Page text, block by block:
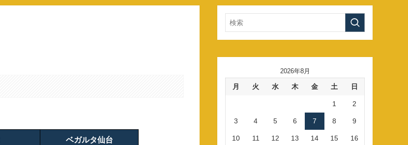
ベガルタ仙台
2026年8月
月 火 水 木 金 土 日
1 2
3 4 5 6 7 8 9
10 11 12 13 14 15 16